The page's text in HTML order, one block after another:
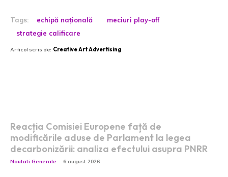
Tags: echipă națională
meciuri play-off
strategie calificare
Articol scris de: Creative Art Advertising
Reacția Comisiei Europene față de
modificările aduse de Parlament la legea
decarbonizării: analiza efectului asupra PNRR
Noutati Generale 6 august 2026